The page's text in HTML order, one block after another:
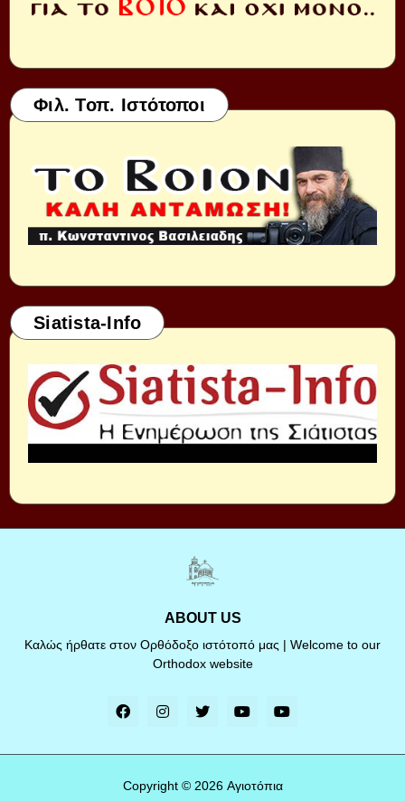
Φιλ. Τοπ. Ιστότοποι
Siatista-Info
ABOUT US
Καλώς ήρθατε στον Ορθόδοξο ιστότοπό μας | Welcome to our
Orthodox website
Copyright © 2026 Αγιοτόπια